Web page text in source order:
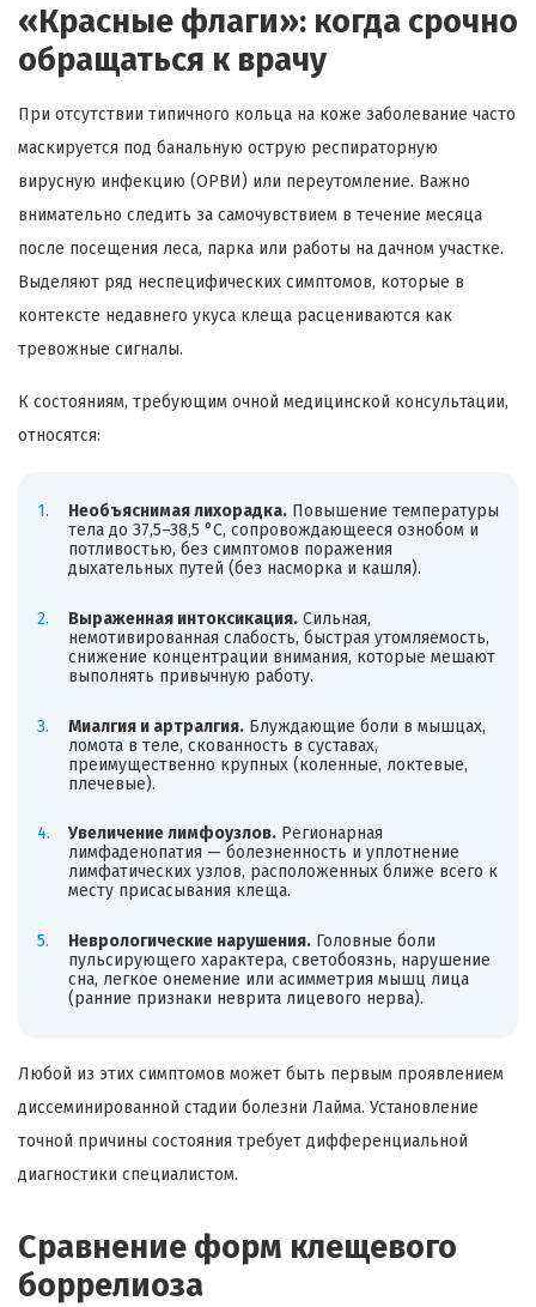
«Красные флаги»: когда срочно
обращаться к врачу
При отсутствии типичного кольца на коже заболевание часто
маскируется под банальную острую респираторную
вирусную инфекцию (ОРВИ) или переутомление. Важно
внимательно следить за самочувствием в течение месяца
после посещения леса, парка или работы на дачном участке.
Выделяют ряд неспецифических симптомов, которые в
контексте недавнего укуса клеща расцениваются как
тревожные сигналы.
К состояниям, требующим очной медицинской консультации,
относятся:
Необъяснимая лихорадка.Повышение температуры
тела до 37,5–38,5 °C, сопровождающееся ознобом и
потливостью, без симптомов поражения
дыхательных путей (без насморка и кашля).
Выраженная интоксикация.Сильная,
немотивированная слабость, быстрая утомляемость,
снижение концентрации внимания, которые мешают
выполнять привычную работу.
Миалгия и артралгия.Блуждающие боли в мышцах,
ломота в теле, скованность в суставах,
преимущественно крупных (коленные, локтевые,
плечевые).
Увеличение лимфоузлов.Регионарная
лимфаденопатия — болезненность и уплотнение
лимфатических узлов, расположенных ближе всего к
месту присасывания клеща.
Неврологические нарушения.Головные боли
пульсирующего характера, светобоязнь, нарушение
сна, легкое онемение или асимметрия мышц лица
(ранние признаки неврита лицевого нерва).
Любой из этих симптомов может быть первым проявлением
диссеминированной стадии болезни Лайма. Установление
точной причины состояния требует дифференциальной
диагностики специалистом.
Сравнение форм клещевого
боррелиоза